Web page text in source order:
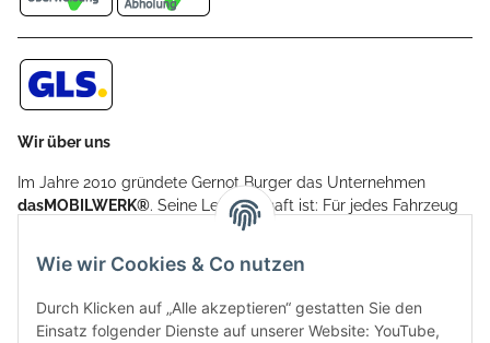
Wir über uns
Im Jahre 2010 gründete Gernot Burger das Unternehmen
dasMOBILWERK®. Seine Leidenschaft ist: Für jedes Fahrzeug
ein Car Cover anzubieten - passgenau und individuell.
weitere Produkte, wie Reifenschuhe, Hardtopständer hinzu.
sind mit hochwertigen Techniken und Materialien gefertigt.
Wie wir Cookies & Co nutzen
Durch Klicken auf „Alle akzeptieren“ gestatten Sie den
Einsatz folgender Dienste auf unserer Website: YouTube,